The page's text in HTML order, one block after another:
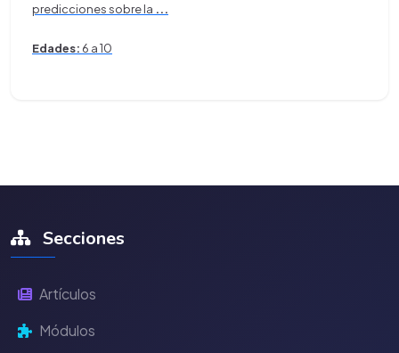
predicciones sobre la ...
Edades: 6 a 10
Secciones
Artículos
Módulos